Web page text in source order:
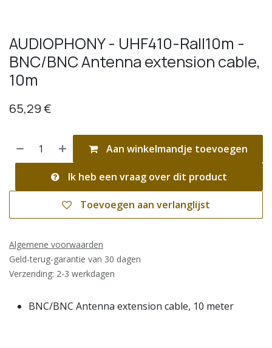
AUDIOPHONY - UHF410-Rall10m -
BNC/BNC Antenna extension cable,
10m
65,29€
Aan winkelmandje toevoegen
Ik heb een vraag over dit product
Toevoegen aan verlanglijst
Algemene voorwaarden
Geld-terug-garantie van 30 dagen
Verzending: 2-3 werkdagen
BNC/BNC Antenna extension cable, 10 meter